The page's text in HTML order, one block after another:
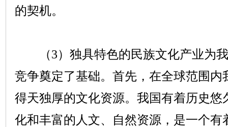
的契机。
（3）独具特色的民族文化产业为
竞争奠定了基础。首先，在全球范围内
得天独厚的文化资源。我国有着历史悠
化和丰富的人文、自然资源，是一个有